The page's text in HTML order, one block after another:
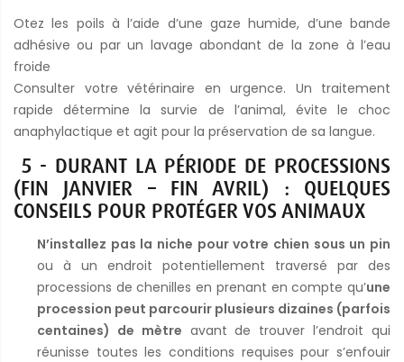
Otez les poils à l’aide d’une gaze humide, d’une bande
adhésive ou par un lavage abondant de la zone à l’eau
froide
Consulter votre vétérinaire en urgence. Un traitement
rapide détermine la survie de l’animal, évite le choc
anaphylactique et agit pour la préservation de sa langue.
5 - DURANT LA PÉRIODE DE PROCESSIONS
(FIN JANVIER – FIN AVRIL) : QUELQUES
CONSEILS POUR PROTÉGER VOS ANIMAUX
N’installez pas la niche pour votre chien sous un pin
ou à un endroit potentiellement traversé par des
processions de chenilles en prenant en compte qu’une
procession peut parcourir plusieurs dizaines (parfois
centaines) de mètre avant de trouver l’endroit qui
réunisse toutes les conditions requises pour s’enfouir